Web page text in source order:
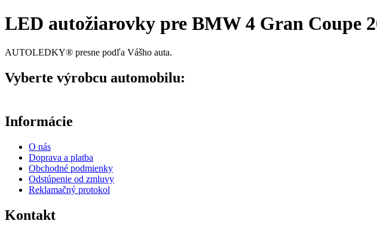
LED autožiarovky pre BMW 4 Gran Coupe
AUTOLEDKY® presne podľa Vášho auta.
Vyberte výrobcu automobilu:
Informácie
O nás
Doprava a platba
Obchodné podmienky
Odstúpenie od zmluvy
Reklamačný protokol
Kontakt